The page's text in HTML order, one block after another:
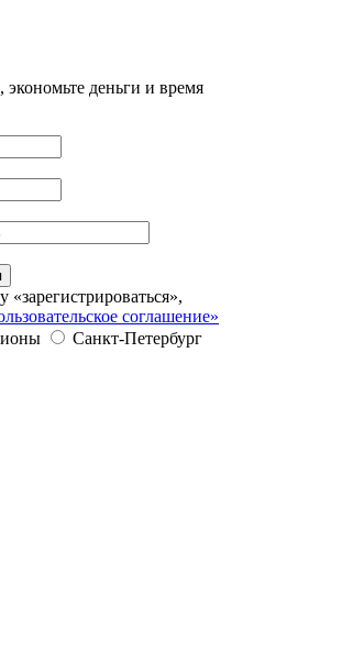
деньги и время
соглашение»
Санкт-Петербург